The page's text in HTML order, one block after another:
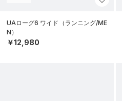
UAローグ6 ワイド（ランニング/ME
N）
￥12,980